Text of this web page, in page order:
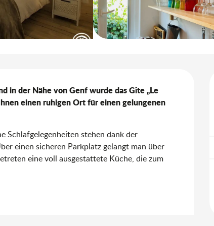
in der Nähe von Genf wurde das Gîte „Le
einen ruhigen Ort für einen gelungenen
Schlafgelegenheiten stehen dank der
einen sicheren Parkplatz gelangt man über
eine voll ausgestattete Küche, die zum